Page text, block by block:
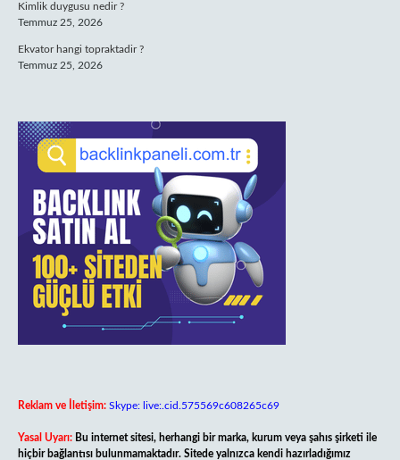
Kimlik duygusu nedir ?
Temmuz 25, 2026
Ekvator hangi topraktadir ?
Temmuz 25, 2026
Reklam ve İletişim: Skype: live:.cid.575569c608265c69
Yasal Uyarı: Bu internet sitesi, herhangi bir marka, kurum veya şahıs şirketi ile
hiçbir bağlantısı bulunmamaktadır. Sitede yalnızca kendi hazırladığımız